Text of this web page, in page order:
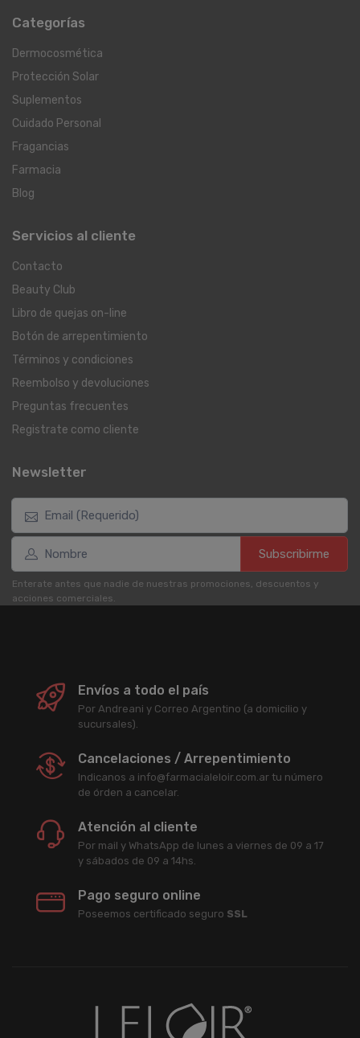
Categorías
Dermocosmética
Protección Solar
Suplementos
Cuidado Personal
Fragancias
Farmacia
Blog
Servicios al cliente
Contacto
Beauty Club
Libro de quejas on-line
Botón de arrepentimiento
Términos y condiciones
Reembolso y devoluciones
Preguntas frecuentes
Registrate como cliente
Newsletter
Subscribirme
Enterate antes que nadie de nuestras promociones, descuentos y
acciones comerciales.
Envíos a todo el país
Por Andreani y Correo Argentino (a domicilio y
sucursales).
Cancelaciones / Arrepentimiento
Indicanos a info@farmacialeloir.com.ar tu número
de órden a cancelar.
Atención al cliente
Por mail y WhatsApp de lunes a viernes de 09 a 17
y sábados de 09 a 14hs.
Pago seguro online
Poseemos certificado seguro SSL